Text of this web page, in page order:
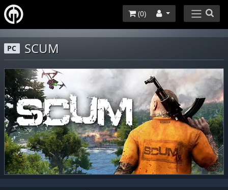
(0)
PC SCUM